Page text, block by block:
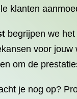
klanten
begrijpen we
voor
om de
je nog op?